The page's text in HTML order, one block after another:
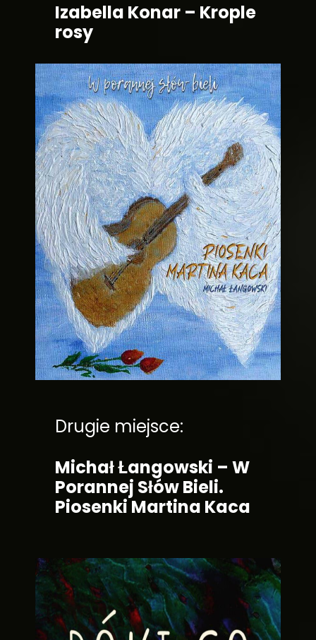
Izabella Konar – Krople
rosy
Drugie miejsce:
Michał Łangowski – W
Porannej Słów Bieli.
Piosenki Martina Kaca